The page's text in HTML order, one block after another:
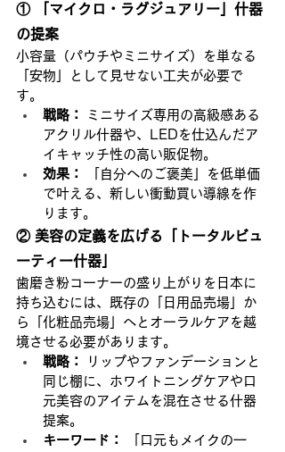
① 「マイクロ・ラグジュアリー」什器
の提案
小容量（パウチやミニサイズ）を単なる
「安物」として見せない工夫が必要で
す。
戦略：
ミニサイズ専用の高級感ある
アクリル什器や、LEDを仕込んだア
イキャッチ性の高い販促物。
効果：
「自分へのご褒美」を低単価
で叶える、新しい衝動買い導線を作
ります。
② 美容の定義を広げる「トータルビュ
ーティー什器」
歯磨き粉コーナーの盛り上がりを日本に
持ち込むには、既存の「日用品売場」か
ら「化粧品売場」へとオーラルケアを越
境させる必要があります。
戦略：
リップやファンデーションと
同じ棚に、ホワイトニングケアや口
元美容のアイテムを混在させる什器
提案。
キーワード：
「口元もメイクの一